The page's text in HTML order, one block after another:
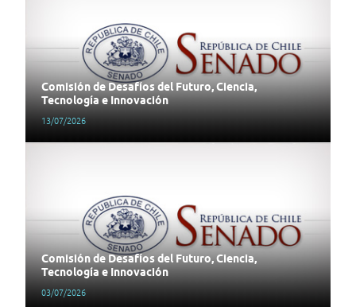
Comisión de Desafíos del Futuro, Ciencia,
Tecnología e Innovación
13/07/2026
Comisión de Desafíos del Futuro, Ciencia,
Tecnología e Innovación
03/07/2026